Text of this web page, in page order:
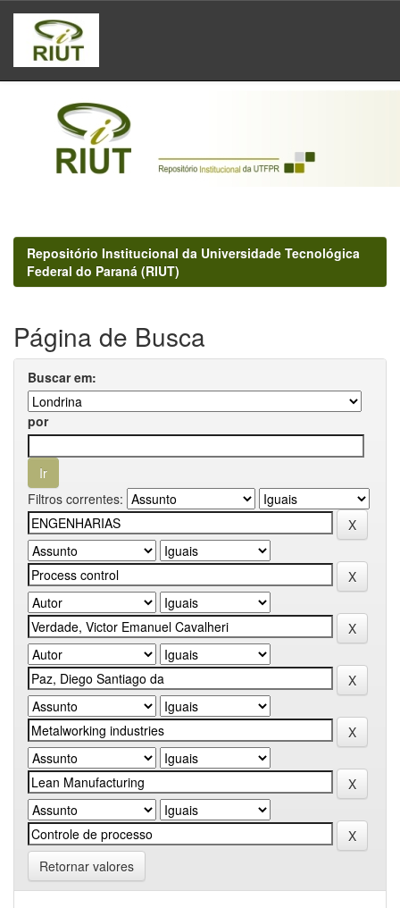
Skip
navigation
Repositório Institucional da Universidade Tecnológica
Federal do Paraná (RIUT)
Página de Busca
Buscar em:
por
Filtros correntes:
Retornar valores